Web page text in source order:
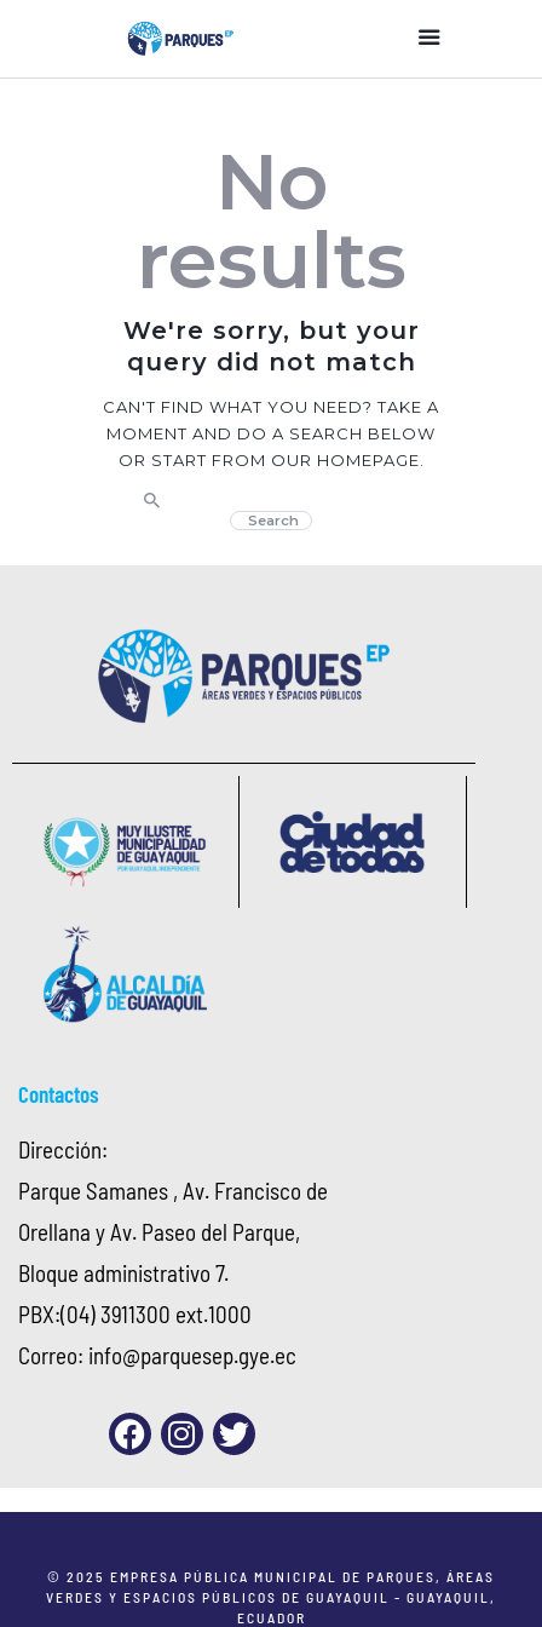
Parques Y Plazas
Participación
Ciudadana
Planificación
Transparencia
Contacto
No
results
We're sorry, but your
query did not match
CAN'T FIND WHAT YOU NEED? TAKE A
MOMENT AND DO A SEARCH BELOW
OR START FROM OUR HOMEPAGE
Contactos
Dirección:
Parque Samanes , Av. Francisco de
Orellana y Av. Paseo del Parque,
Bloque administrativo 7.
PBX:(04) 3911300 ext.1000
Correo: info@parquesep.gye.ec
© 2025 EMPRESA PÚBLICA MUNICIPAL DE PARQUES, ÁREAS
VERDES Y ESPACIOS PÚBLICOS DE GUAYAQUIL - GUAYAQUIL,
ECUADOR